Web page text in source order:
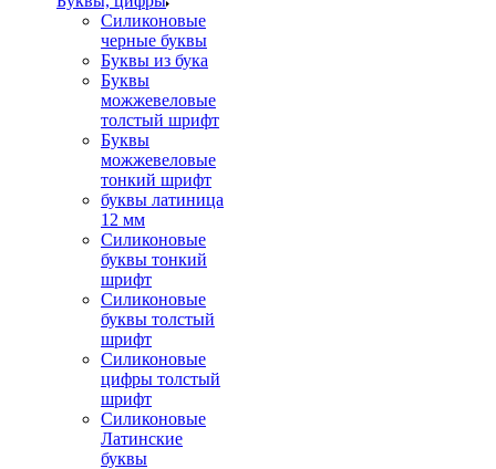
Силиконовые
черные буквы
Буквы из бука
Буквы
можжевеловые
толстый шрифт
Буквы
можжевеловые
тонкий шрифт
буквы латиница
12 мм
Силиконовые
буквы тонкий
шрифт
Силиконовые
буквы толстый
шрифт
Силиконовые
цифры толстый
шрифт
Силиконовые
Латинские
буквы